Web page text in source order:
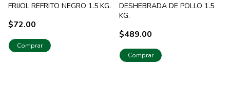
FRIJOL REFRITO NEGRO 1.5 KG.
$72.00
Comprar
DESHEBRADA DE POLLO 1.5
KG.
$489.00